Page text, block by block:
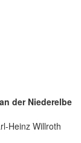
der Niederelbe
Heinz Willroth